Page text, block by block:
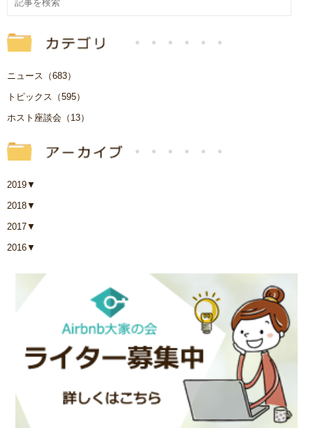
ニュース（683）
トピックス（595）
ホスト座談会（13）
2019▼
2018▼
2017▼
2016▼